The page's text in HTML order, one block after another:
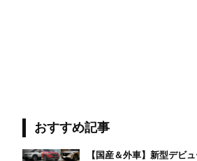
おすすめ記事
【国産＆外車】新型デビ